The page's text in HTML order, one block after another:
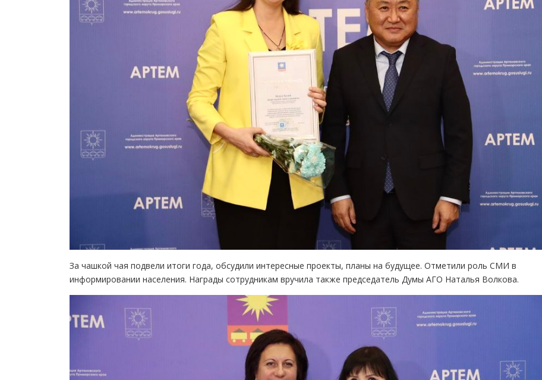
За чашкой чая подвели итоги года, обсудили интересные проекты, планы на будущее. Отметили роль СМИ в
информировании населения. Награды сотрудникам вручила также председатель Думы АГО Наталья Волкова.